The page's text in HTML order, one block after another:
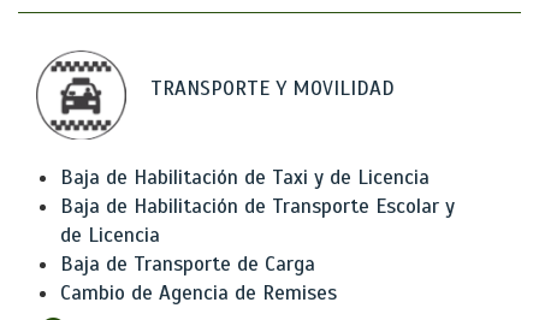
TRANSPORTE Y MOVILIDAD
Baja de Habilitación de Taxi y de Licencia
Baja de Habilitación de Transporte Escolar y
de Licencia
Baja de Transporte de Carga
Cambio de Agencia de Remises